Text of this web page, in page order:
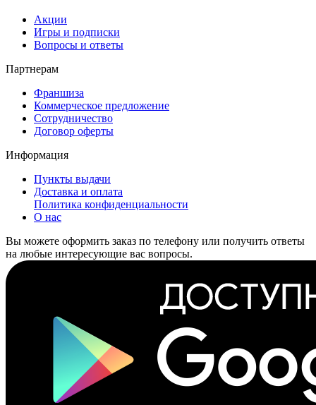
Акции
Игры и подписки
Вопросы и ответы
Партнерам
Франшиза
Коммерческое предложение
Сотрудничество
Договор оферты
Информация
Пункты выдачи
Доставка и оплата
Политика конфиденциальности
О нас
Вы можете оформить заказ по телефону или получить ответы
на любые интересующие вас вопросы.